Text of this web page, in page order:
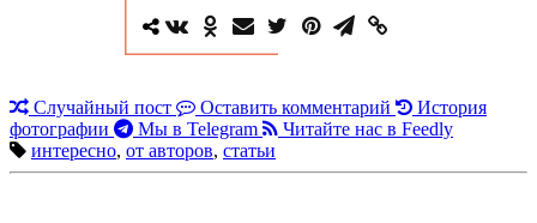
Случайный пост Оставить комментарий
История
фотографии
Мы в Telegram
Читайте нас в Feedly
интересно, от авторов, статьи